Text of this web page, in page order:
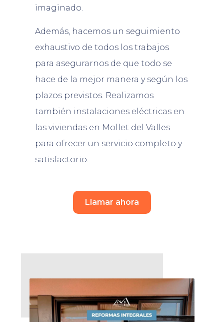
imaginado.
Además, hacemos un seguimiento
exhaustivo de todos los trabajos
para asegurarnos de que todo se
hace de la mejor manera y según los
plazos previstos. Realizamos
también instalaciones eléctricas en
las viviendas en Mollet del Valles
para ofrecer un servicio completo y
satisfactorio.
Llamar ahora